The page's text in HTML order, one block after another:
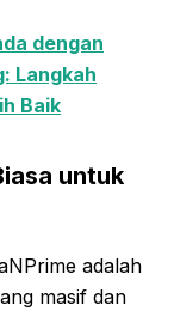
dengan
Langkah
Baik
untuk
adalah
masif dan